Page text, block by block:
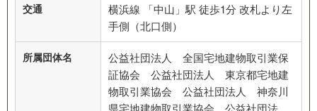
交通
横浜線 「中山」駅 徒歩1分 改札より左
手側（北口側）
所属団体名
公益社団法人 全国宅地建物取引業保
証協会 公益社団法人 東京都宅地建
物取引業協会 公益社団法人 神奈川
県宅地建物取引業協会 公益社団法